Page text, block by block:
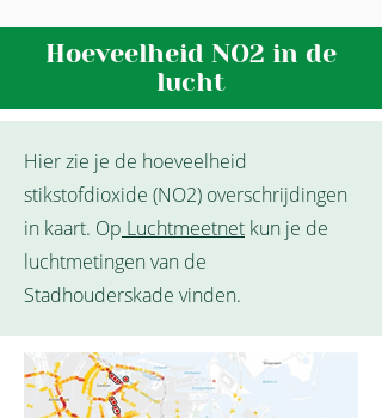
Hoeveelheid NO2 in de
lucht
Hier zie je de hoeveelheid
stikstofdioxide (NO2) overschrijdingen
in kaart. Op Luchtmeetnet kun je de
luchtmetingen van de
Stadhouderskade vinden.